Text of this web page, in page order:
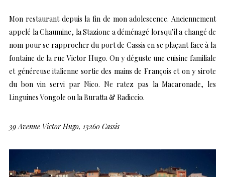
Mon restaurant depuis la fin de mon adolescence. Anciennement
appelé la Chaumine, la Stazione a déménagé lorsqu’il a changé de
nom pour se rapprocher du port de Cassis en se plaçant face à la
fontaine de la rue Victor Hugo. On y déguste une cuisine familiale
et généreuse italienne sortie des mains de François et on y sirote
du bon vin servi par Nico. Ne ratez pas la Macaronade, les
Linguines Vongole ou la Buratta & Radiccio.
39 Avenue Victor Hugo, 13260 Cassis